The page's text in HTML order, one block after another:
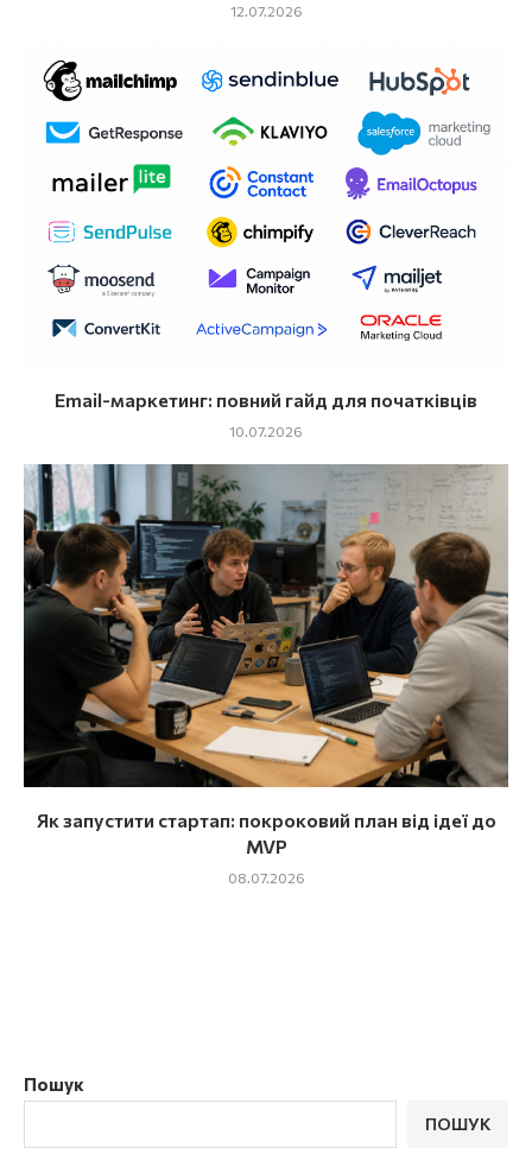
12.07.2026
Email-маркетинг: повний гайд для початківців
10.07.2026
Як запустити стартап: покроковий план від ідеї до
MVP
08.07.2026
Пошук
ПОШУК